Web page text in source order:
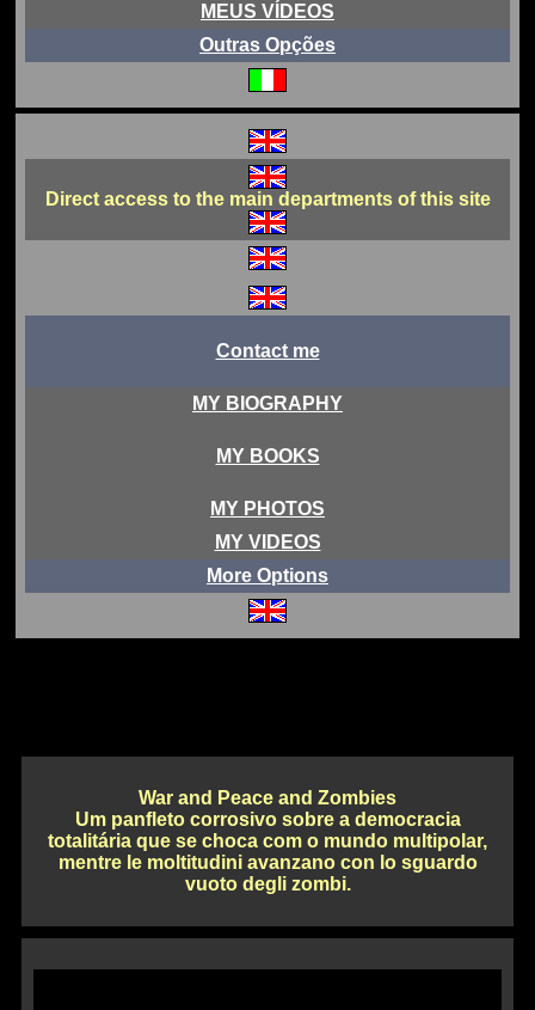
MEUS VÍDEOS
Outras Opções
Direct access to the main departments of this site
Contact me
MY BIOGRAPHY
MY BOOKS
MY PHOTOS
MY VIDEOS
More Options
War and Peace and Zombies
Um panfleto corrosivo sobre a democracia
totalitária que se choca com o mundo multipolar,
mentre le moltitudini avanzano con lo sguardo
vuoto degli zombi.